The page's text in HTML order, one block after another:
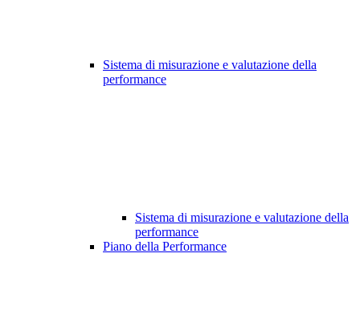
Sistema di misurazione e valutazione della
performance
Sistema di misurazione e valutazione della
performance
Piano della Performance